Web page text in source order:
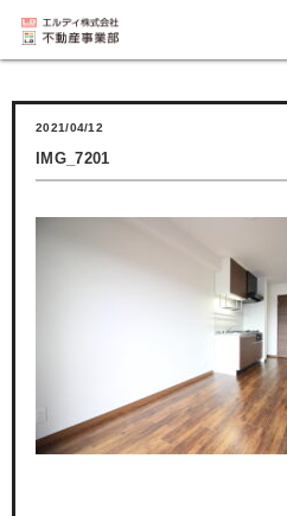
2021/04/12
IMG_7201